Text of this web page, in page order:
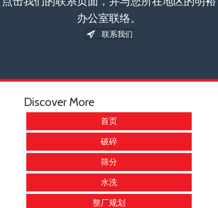
办公室联络。
联系我们
Discover More
首页
破碎
筛分
水洗
整厂规划